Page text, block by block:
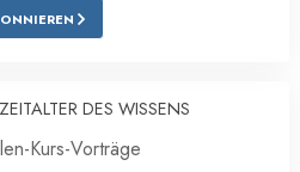
DES WISSENS
Kurs-Vorträge